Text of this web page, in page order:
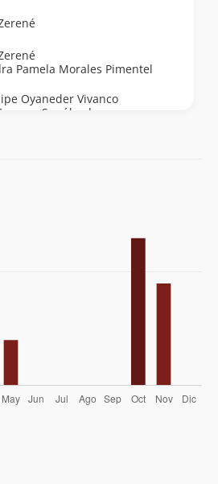
Pamela Morales Pimentel
Oyaneder Vivanco
Sepúlveda
Trinidad Vega